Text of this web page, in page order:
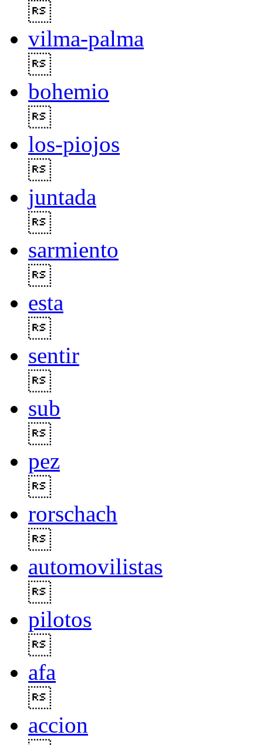
vilma-palma
bohemio
los-piojos
juntada
sarmiento
esta
sentir
sub
pez
rorschach
automovilistas
pilotos
afa
accion